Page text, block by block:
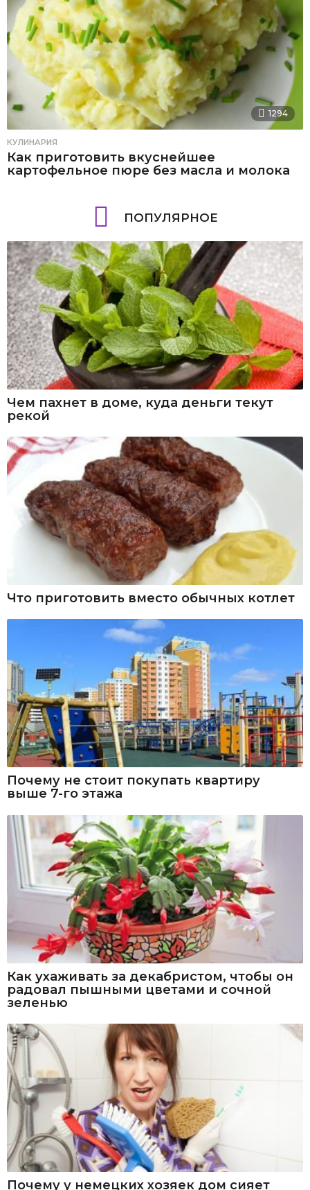
1294
КУЛИНАРИЯ
Как приготовить вкуснейшее
картофельное пюре без масла и молока
ПОПУЛЯРНОЕ
Чем пахнет в доме, куда деньги текут
рекой
Что приготовить вместо обычных котлет
Почему не стоит покупать квартиру
выше 7-го этажа
Как ухаживать за декабристом, чтобы он
радовал пышными цветами и сочной
зеленью
Почему у немецких хозяек дом сияет